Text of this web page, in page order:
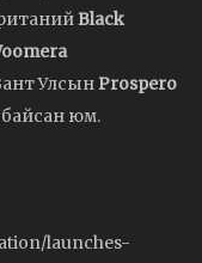
Black
УлсынProspero
байсан юм.
launches-